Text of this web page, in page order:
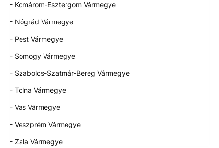
- Komárom-Esztergom Vármegye
- Nógrád Vármegye
- Pest Vármegye
- Somogy Vármegye
- Szabolcs-Szatmár-Bereg Vármegye
- Tolna Vármegye
- Vas Vármegye
- Veszprém Vármegye
- Zala Vármegye